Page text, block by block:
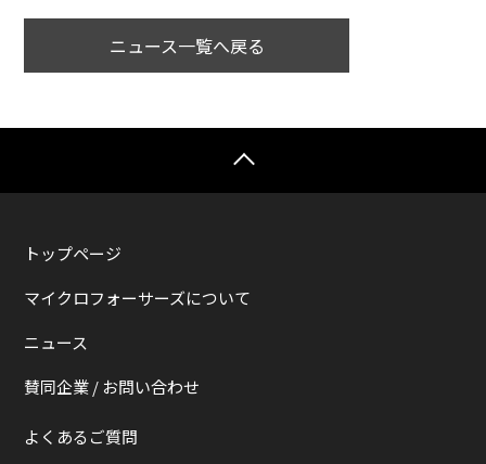
ニュース一覧へ戻る
トップページ
マイクロフォーサーズについて
ニュース
賛同企業 / お問い合わせ
よくあるご質問